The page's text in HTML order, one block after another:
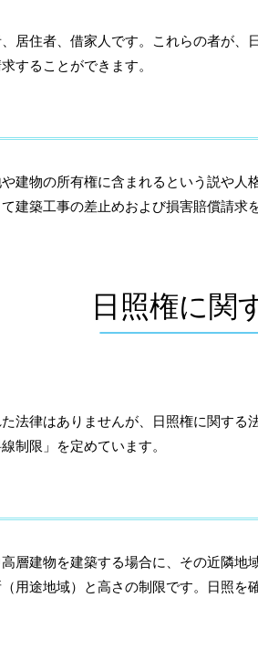
居住者、借家人です。これらの者が、
することができます。
建物の所有権に含まれるという説や人
建築工事の差止めおよび損害賠償請求
日照権に関
た法律はありませんが、日照権に関す
制限」を定めています。
層建物を建築する場合に、その近隣地
用途地域）と高さの制限です。日照